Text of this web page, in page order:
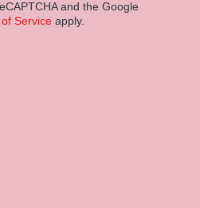
and the Google
Service apply.